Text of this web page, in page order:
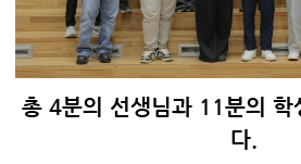
총 4분의 선생님과 11분의 학
다.